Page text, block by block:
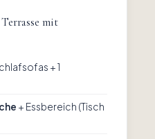
mit
+ 1
+ Essbereich (Tisch